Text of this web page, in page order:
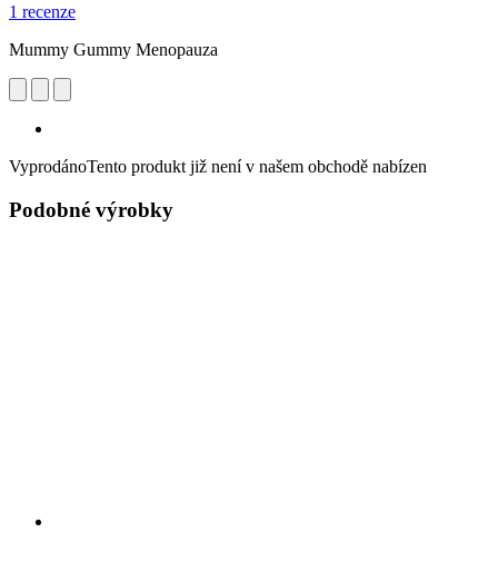
1 recenze
Mummy Gummy Menopauza
VyprodánoTento produkt již není v našem obchodě nabízen
Podobné výrobky